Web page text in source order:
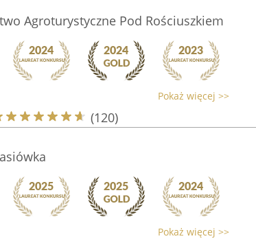
Agroturystyczne Pod Rościuszkiem
Pokaż więcej >>
(120)
Pokaż więcej >>